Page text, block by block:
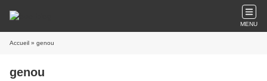
MENU
Accueil » genou
genou